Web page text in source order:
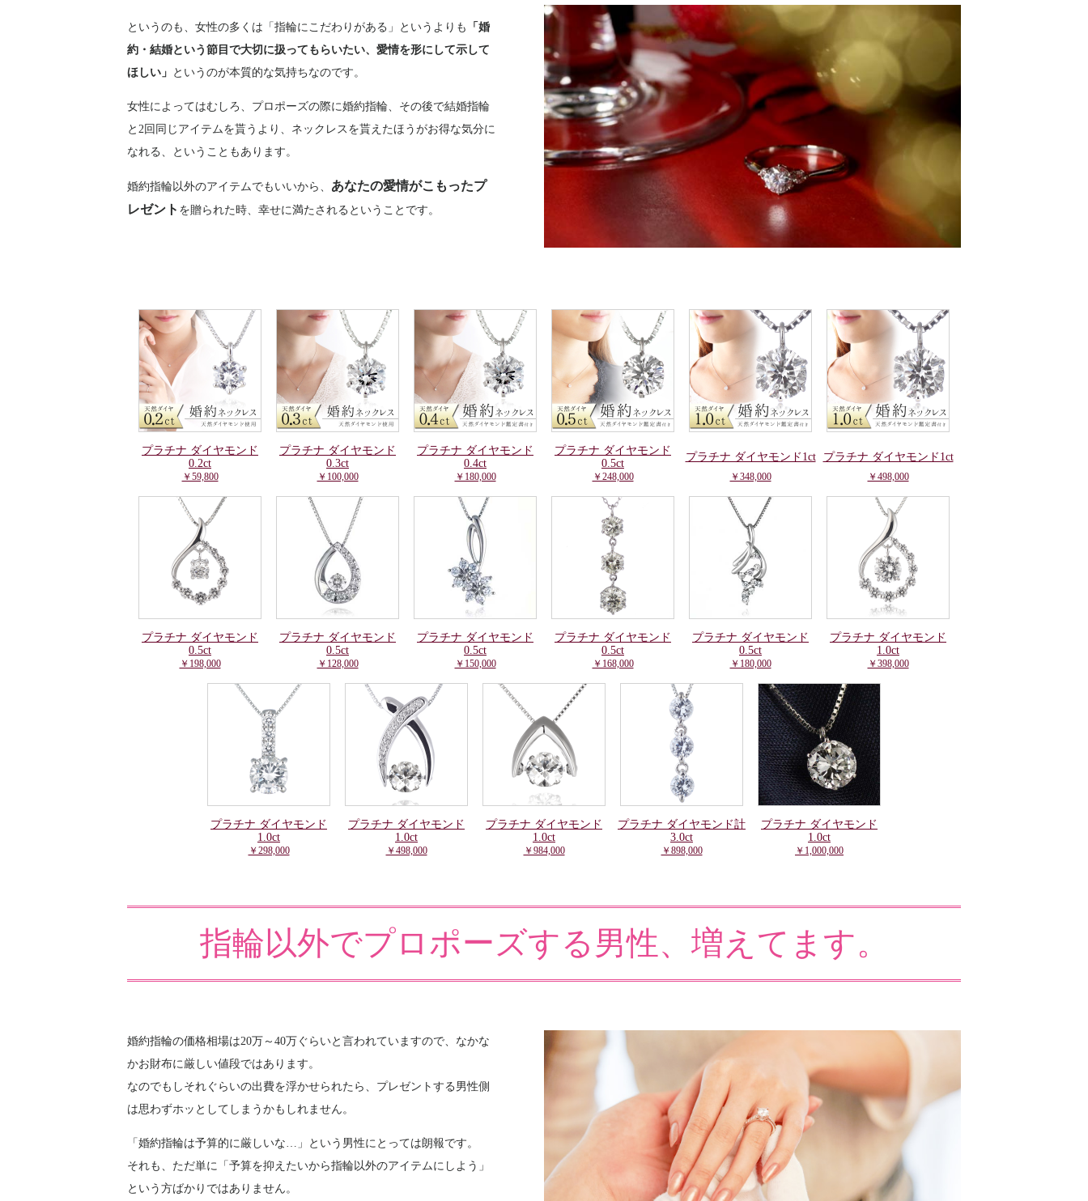
というのも、女性の多くは「指輪にこだわりがある」というよりも
「婚
約・結婚という節目で大切に扱ってもらいたい、愛情を形にして示して
ほしい」 というのが本質的な気持ちなのです。
女性によってはむしろ、プロポーズの際に婚約指輪、その後で結婚指輪
と2回同じアイテムを貰うより、ネックレスを貰えたほうがお得な気分に
なれる、ということもあります。
婚約指輪以外のアイテムでもいいから、 あなたの愛情がこもったプ
レゼント を贈られた時、幸せに満たされるということです。
プラチナ ダイヤモンド
0.2ct
￥59,800
プラチナ ダイヤモンド
0.3ct
￥100,000
プラチナ ダイヤモンド
0.4ct
￥180,000
プラチナ ダイヤモンド
0.5ct
￥248,000
プラチナ ダイヤモンド1ct
￥348,000
プラチナ ダイヤモンド1ct
￥498,000
プラチナ ダイヤモンド
0.5ct
￥198,000
プラチナ ダイヤモンド
0.5ct
￥128,000
プラチナ ダイヤモンド
0.5ct
￥150,000
プラチナ ダイヤモンド
0.5ct
￥168,000
プラチナ ダイヤモンド
0.5ct
￥180,000
プラチナ ダイヤモンド
1.0ct
￥398,000
プラチナ ダイヤモンド
1.0ct
￥298,000
プラチナ ダイヤモンド
1.0ct
￥498,000
プラチナ ダイヤモンド
1.0ct
￥984,000
プラチナ ダイヤモンド計
3.0ct
￥898,000
プラチナ ダイヤモンド
1.0ct
￥1,000,000
指輪以外でプロポーズする男性、増えてます。
婚約指輪の価格相場は20万～40万ぐらいと言われていますので、なかな
かお財布に厳しい値段ではあります。
なのでもしそれぐらいの出費を浮かせられたら、プレゼントする男性側
は思わずホッとしてしまうかもしれません。
「婚約指輪は予算的に厳しいな…」という男性にとっては朗報です。
それも、ただ単に「予算を抑えたいから指輪以外のアイテムにしよう」
という方ばかりではありません。